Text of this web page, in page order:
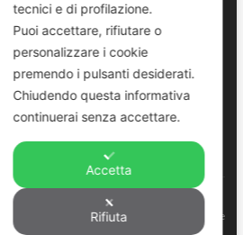
vicinanza al Comando di Polizia
gravemente ferito in servizio
3 | Sicurezza urbana: una
to ANVU – Regione Sicilia
Privacy e
tecnici e di profilazione.
Puoi accettare, rifiutare o
personalizzare i cookie
premendo i pulsanti desiderati.
Chiudendo questa informativa
continuerai senza accettare.
Accetta
Rifiuta